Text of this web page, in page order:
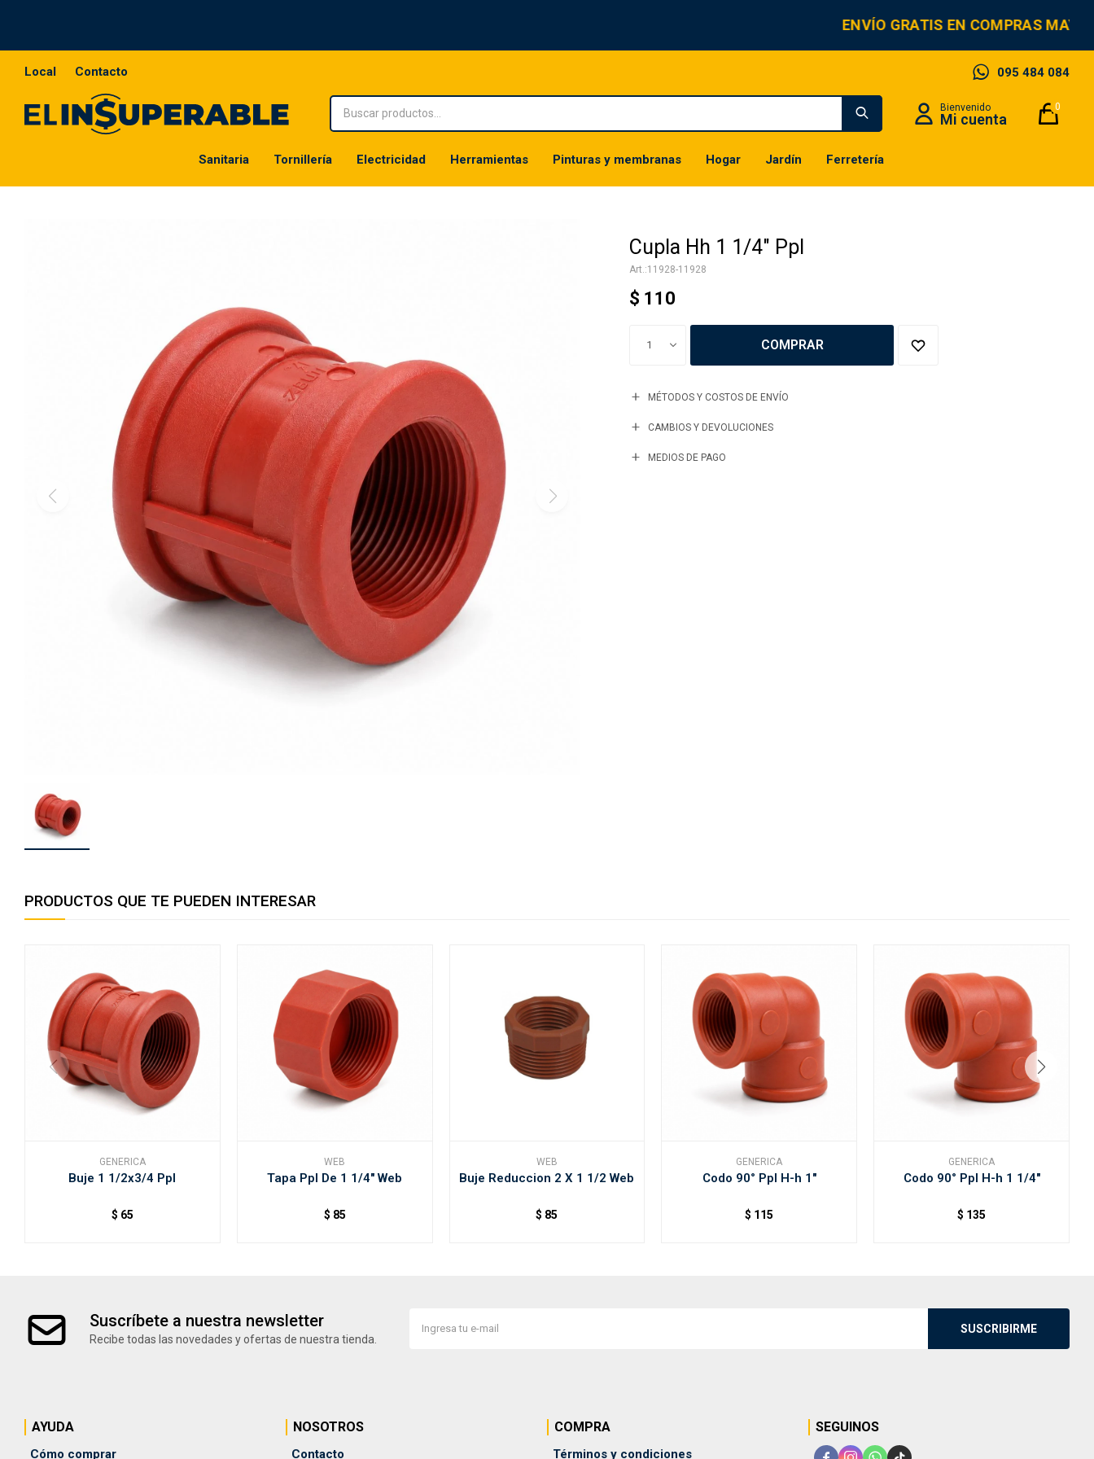
ENVÍO GRATIS EN COMPRAS
Sanitaria Tornillería Electricidad Herramientas Pinturas y membranas Hogar Jardín Ferretería
0
095 484 084
Local Contacto
Cupla Hh 1 1/4" Ppl
11928-11928
$ 110
1 COMPRAR
MÉTODOS Y COSTOS DE ENVÍO
CAMBIOS Y DEVOLUCIONES
MEDIOS DE PAGO
PRODUCTOS QUE TE PUEDEN INTERESAR
GENERICA
Buje 1 1/2x3/4 Ppl
$ 65
WEB
Tapa Ppl De 1 1/4" Web
$ 85
WEB
Buje Reduccion 2 X 1 1/2 Web
$ 85
GENERICA
Codo 90° Ppl H-h 1"
$ 115
GENERICA
Codo 90° Ppl H-h 1 1/4"
$ 135
Suscríbete a nuestra newsletter
Recibe todas las novedades y ofertas de nuestra tienda.
SUSCRIBIRME
AYUDA
Cómo comprar
NOSOTROS
Contacto
COMPRA
Términos y condiciones
SEGUINOS